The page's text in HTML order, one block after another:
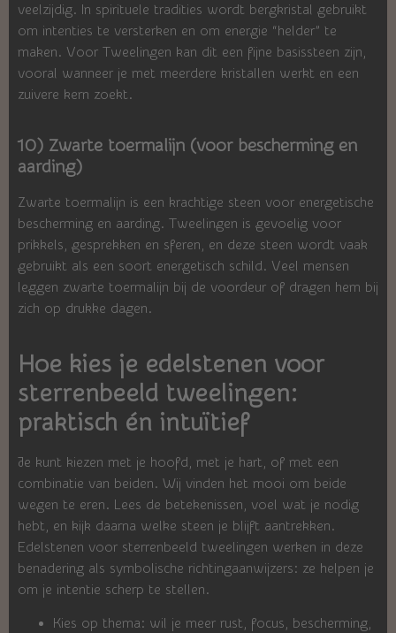
veelzijdig. In spirituele tradities wordt bergkristal gebruikt
om intenties te versterken en om energie “helder” te
maken. Voor Tweelingen kan dit een fijne basissteen zijn,
vooral wanneer je met meerdere kristallen werkt en een
zuivere kern zoekt.
10) Zwarte toermalijn (voor bescherming en
aarding)
Zwarte toermalijn is een krachtige steen voor energetische
bescherming en aarding. Tweelingen is gevoelig voor
prikkels, gesprekken en sferen, en deze steen wordt vaak
gebruikt als een soort energetisch schild. Veel mensen
leggen zwarte toermalijn bij de voordeur of dragen hem bij
zich op drukke dagen.
Hoe kies je edelstenen voor
sterrenbeeld tweelingen:
praktisch én intuïtief
Je kunt kiezen met je hoofd, met je hart, of met een
combinatie van beiden. Wij vinden het mooi om beide
wegen te eren. Lees de betekenissen, voel wat je nodig
hebt, en kijk daarna welke steen je blijft aantrekken.
Edelstenen voor sterrenbeeld tweelingen werken in deze
benadering als symbolische richtingaanwijzers: ze helpen je
om je intentie scherp te stellen.
Kies op thema: wil je meer rust, focus, bescherming,